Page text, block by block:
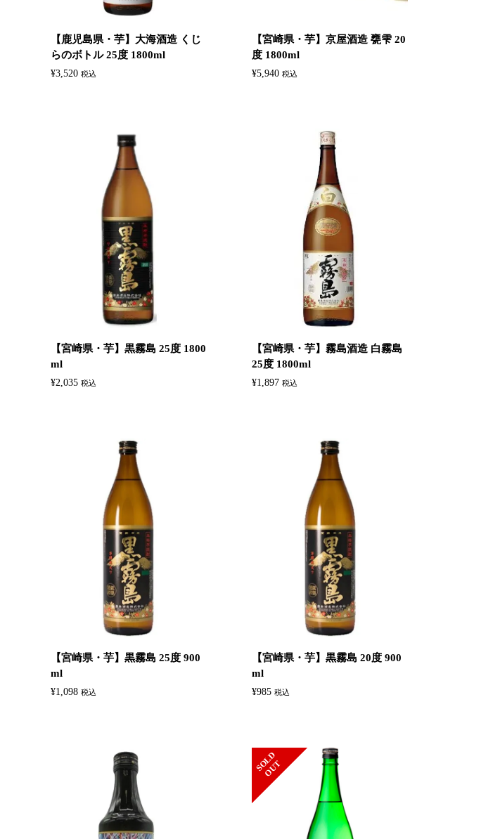
【鹿児島県・芋】大海酒造 くじ
らのボトル 25度 1800ml
¥3,520 税込
【宮崎県・芋】京屋酒造 甕雫 20
度 1800ml
¥5,940 税込
【宮崎県・芋】黒霧島 25度 1800
ml
¥2,035 税込
【宮崎県・芋】霧島酒造 白霧島
25度 1800ml
¥1,897 税込
【宮崎県・芋】黒霧島 25度 900
ml
¥1,098 税込
【宮崎県・芋】黒霧島 20度 900
ml
¥985 税込
S
O
L
D
O
U
T